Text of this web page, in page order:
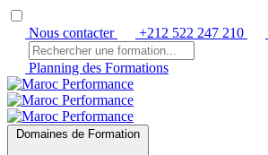
Nous contacter +212 522 247 210
Planning des Formations
Domaines de Formation